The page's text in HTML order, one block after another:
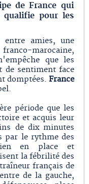
de France qui
qualifie pour les
amies, une
marocaine,
que les
de sentiment face
domptées.France
période que les
et acquis leur
de dix minutes
par le rythme des
en place et
la fébrilité des
français de
de la gauche,